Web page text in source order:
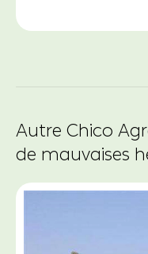
Autre Chico
de mauvaises